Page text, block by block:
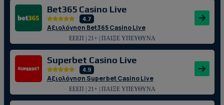
Bet365 Casino Live
4.7
Αξιολόγηση Bet365 Casino Live
ΕΕΕΠ | 21+ | ΠΑΙΞΕ ΥΠΕΥΘΥΝΑ
Superbet Casino Live
4.9
Αξιολόγηση Superbet Casino Live
ΕΕΕΠ | 21+ | ΠΑΙΞΕ ΥΠΕΥΘΥΝΑ